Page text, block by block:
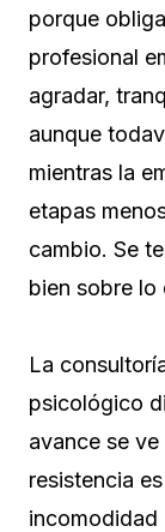
porque
profesional
agradar,
aunque
mientras la
etapas
cambio. Se
bien sobre lo
La
psicológico
avance se
resistencia
incomodidad